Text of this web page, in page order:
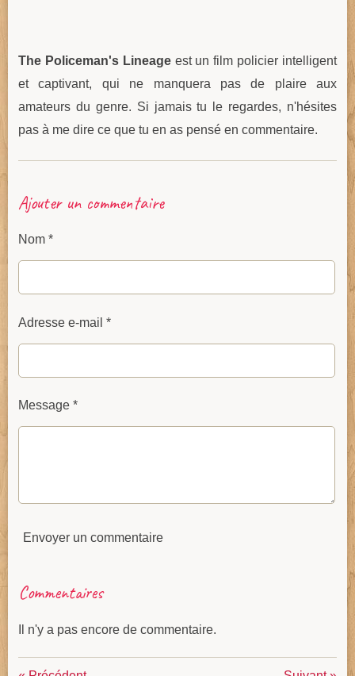
The Policeman's Lineageest un film policier intelligent
et captivant, qui ne manquera pas de plaire aux
amateurs du genre. Si jamais tu le regardes, n'hésites
pas à me dire ce que tu en as pensé en commentaire.
Ajouter un commentaire
Nom *
Adresse e-mail *
Message *
Envoyer un commentaire
Commentaires
Il n'y a pas encore de commentaire.